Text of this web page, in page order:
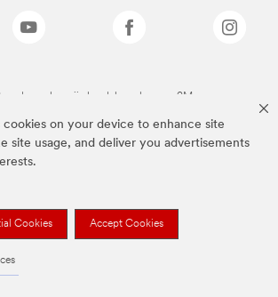
cookies on your device to enhance site
site usage, and deliver you advertisements
Cookies Accept Cookies
merken zijn handelsmerken van 3M.we